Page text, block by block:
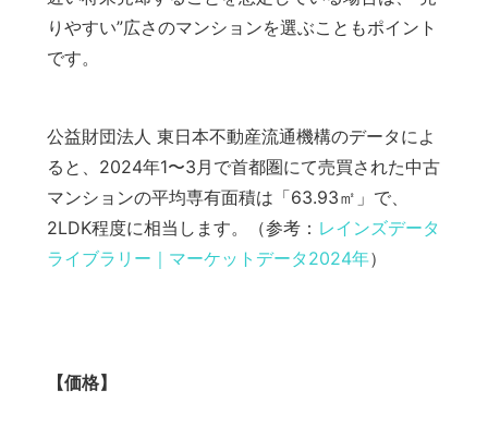
りやすい”広さのマンションを選ぶこともポイント
です。
公益財団法人 東日本不動産流通機構のデータによ
ると、2024年1〜3月で首都圏にて売買された中古
マンションの平均専有面積は「63.93㎡」で、
2LDK程度に相当します。（参考： レインズデータ
ライブラリー｜ マーケットデータ2024年）
【価格】